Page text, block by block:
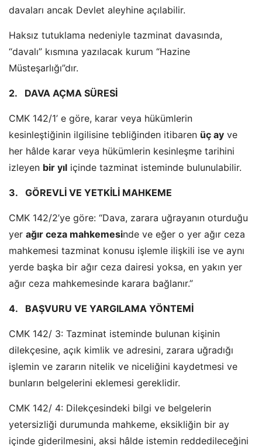
davaları ancak Devlet aleyhine açılabilir.
Haksız tutuklama nedeniyle tazminat davasında,
“davalı” kısmına yazılacak kurum “Hazine
Müsteşarlığı”dır.
2. DAVA AÇMA SÜRESİ
CMK 142/1’ e göre, karar veya hükümlerin
kesinleştiğinin ilgilisine tebliğinden itibaren üç ay ve
her hâlde karar veya hükümlerin kesinleşme tarihini
izleyen bir yıl içinde tazminat isteminde bulunulabilir.
3. GÖREVLİ VE YETKİLİ MAHKEME
CMK 142/2’ye göre: “Dava, zarara uğrayanın oturduğu
yer ağır ceza mahkemesinde ve eğer o yer ağır ceza
mahkemesi tazminat konusu işlemle ilişkili ise ve aynı
yerde başka bir ağır ceza dairesi yoksa, en yakın yer
ağır ceza mahkemesinde karara bağlanır.”
4. BAŞVURU VE YARGILAMA YÖNTEMİ
CMK 142/ 3: Tazminat isteminde bulunan kişinin
dilekçesine, açık kimlik ve adresini, zarara uğradığı
işlemin ve zararın nitelik ve niceliğini kaydetmesi ve
bunların belgelerini eklemesi gereklidir.
CMK 142/ 4: Dilekçesindeki bilgi ve belgelerin
yetersizliği durumunda mahkeme, eksikliğin bir ay
içinde giderilmesini, aksi hâlde istemin reddedileceğini